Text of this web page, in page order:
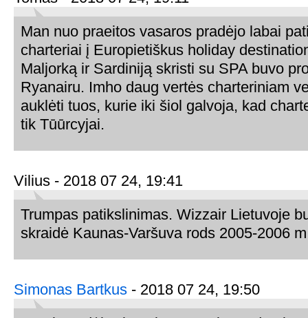
Man nuo praeitos vasaros pradėjo labai
charteriai į Europietiškus holiday
Maljorką ir Sardiniją skristi su SPA buvo
Ryanairu. Imho daug vertės charteriniam
auklėti tuos, kurie iki šiol galvoja, kad
tik Tūūrcyjai.
Vilius - 2018 07 24, 19:41
Trumpas patikslinimas. Wizzair Lietuvoje
skraidė Kaunas-Varšuva rods 2005-2006
Simonas Bartkus - 2018 07 24, 19:50